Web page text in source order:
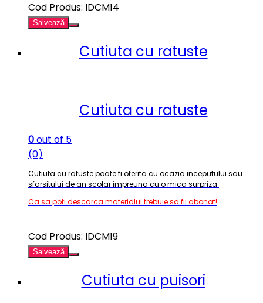
Cod Produs: IDCM14
Salvează
Cutiuta cu ratuste
Cutiuta cu ratuste
0out of 5
(0)
Cutiuta cu ratuste poate fi oferita cu ocazia inceputului sau
sfarsitului de an scolar impreuna cu o mica surpriza.
Ca sa poti descarca materialul trebuie sa fii abonat!
Cod Produs: IDCM19
Salvează
Cutiuta cu puisori